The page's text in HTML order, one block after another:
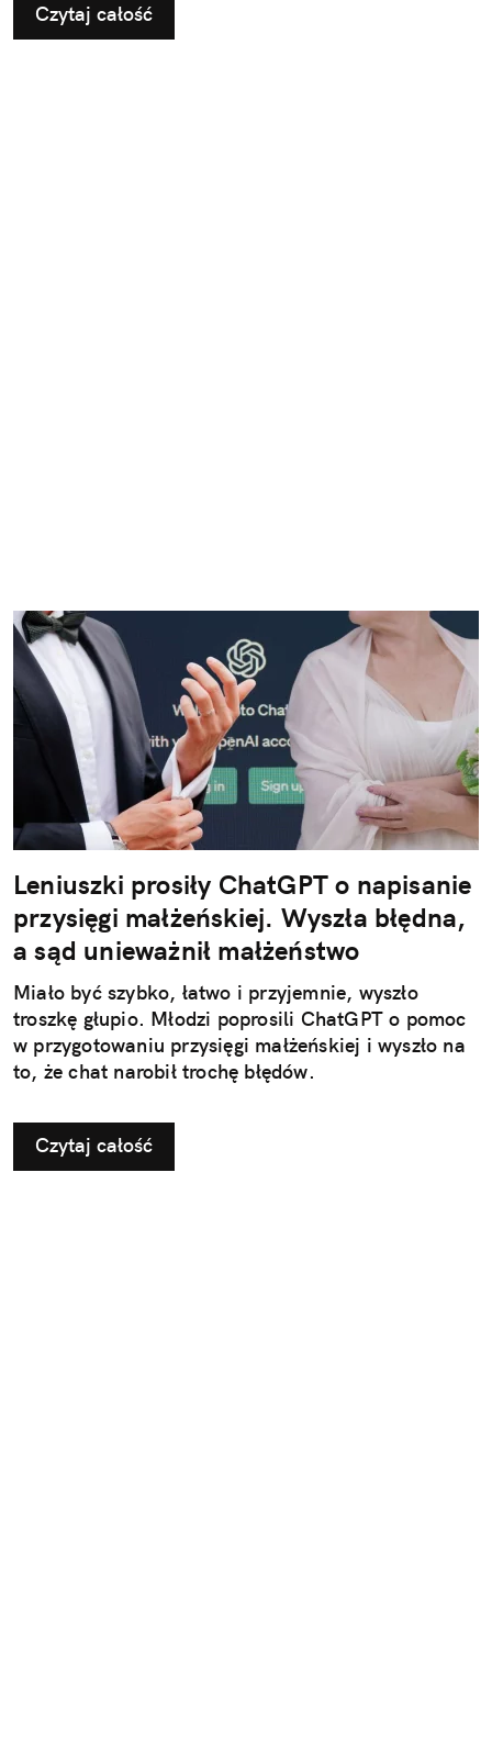
Czytaj całość
Leniuszki prosiły ChatGPT o napisanie
przysięgi małżeńskiej. Wyszła błędna,
a sąd unieważnił małżeństwo
Miało być szybko, łatwo i przyjemnie, wyszło
troszkę głupio. Młodzi poprosili ChatGPT o pomoc
w przygotowaniu przysięgi małżeńskiej i wyszło na
to, że chat narobił trochę błędów.
Czytaj całość